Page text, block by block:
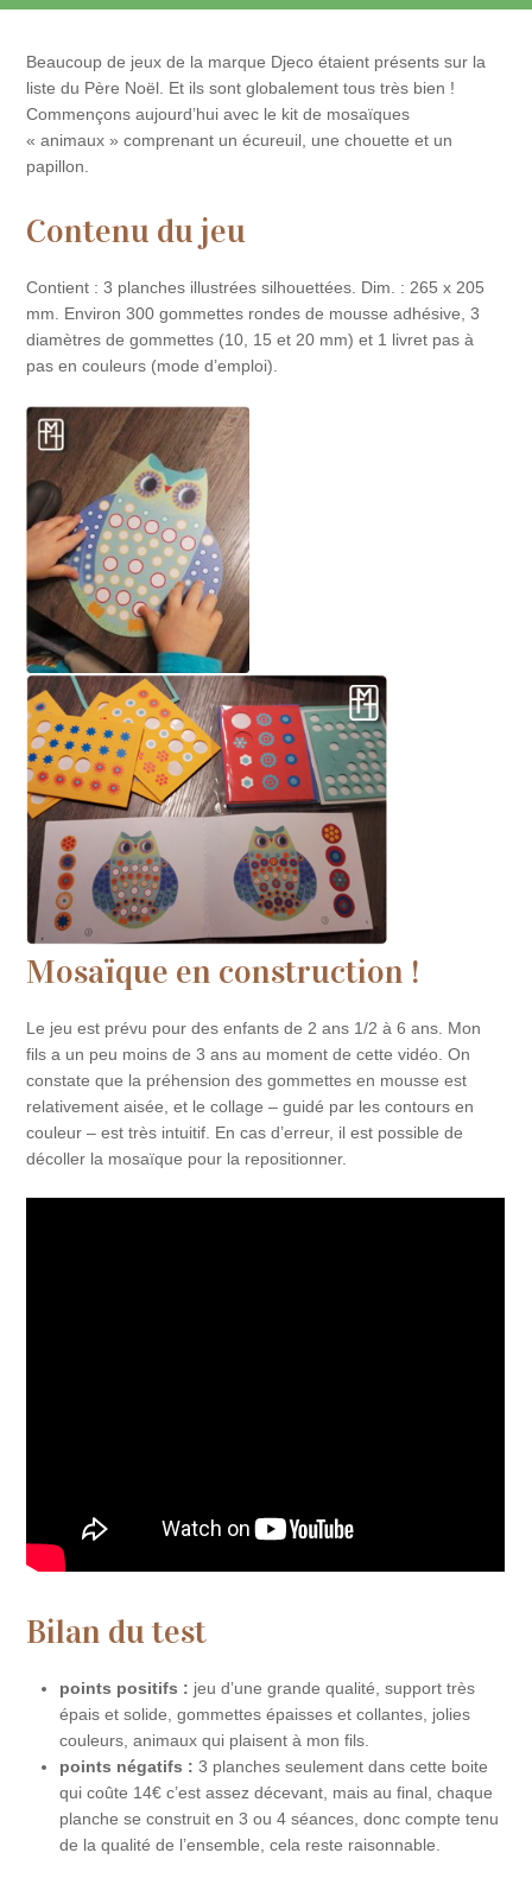
Beaucoup de jeux de la marque Djeco étaient présents sur la
liste du Père Noël. Et ils sont globalement tous très bien !
Commençons aujourd’hui avec le kit de mosaïques
« animaux » comprenant un écureuil, une chouette et un
papillon.
Contenu du jeu
Contient : 3 planches illustrées silhouettées. Dim. : 265 x 205
mm. Environ 300 gommettes rondes de mousse adhésive, 3
diamètres de gommettes (10, 15 et 20 mm) et 1 livret pas à
pas en couleurs (mode d’emploi).
Mosaïque en construction !
Le jeu est prévu pour des enfants de 2 ans 1/2 à 6 ans. Mon
fils a un peu moins de 3 ans au moment de cette vidéo. On
constate que la préhension des gommettes en mousse est
relativement aisée, et le collage – guidé par les contours en
couleur – est très intuitif. En cas d’erreur, il est possible de
décoller la mosaïque pour la repositionner.
Bilan du test
points positifs : jeu d’une grande qualité, support très
épais et solide, gommettes épaisses et collantes, jolies
couleurs, animaux qui plaisent à mon fils.
points négatifs : 3 planches seulement dans cette boite
qui coûte 14€ c’est assez décevant, mais au final, chaque
planche se construit en 3 ou 4 séances, donc compte tenu
de la qualité de l’ensemble, cela reste raisonnable.